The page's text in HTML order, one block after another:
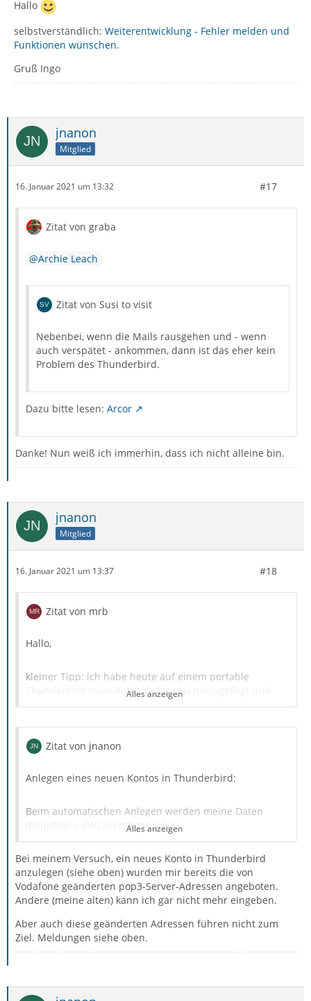
Hallo
selbstverständlich: Weiterentwicklung - Fehler melden und
Funktionen wünschen.
Gruß Ingo
jnanon
Mitglied
16. Januar 2021 um 13:32 #17
Zitat von graba
Archie Leach
Zitat von Susi to visit
Nebenbei, wenn die Mails rausgehen und - wenn
auch verspätet - ankommen, dann ist das eher kein
Problem des Thunderbird.
Dazu bitte lesen: Arcor
Danke! Nun weiß ich immerhin, dass ich nicht alleine bin.
jnanon
Mitglied
16. Januar 2021 um 13:37 #18
Zitat von mrb
Hallo,
kleiner Tipp: ich habe heute auf einem portable
Thunderbird mein Arcor.Konto neu hinzugefügt und
war überrascht, dass der Servername anders heißt,
SSL/TSL Port 993
Authentifizierungsmethode: Passwort normal
Entsprechend für POP
SSL/TLS Port 995
Deine Mailadresse/Benutzername bleiben natürlich die
mit @arcor.de
Alles anzeigen
Zitat von jnanon
Anlegen eines neuen Kontos in Thunderbird:
Beim automatischen Anlegen werden meine Daten
(Benutzer + PW) zuerst gefunden,
(Anzeige: “Einstellungen wurden bei Ihrem Anbieter des
E-Mail-Diensts gefunden”).
Nach dem Bestätigen mit Fertig, kommt die Anzeige:
“Anmeldung auf dem Server fehlgeschlagen. Evtl. Sind
Konfiguration, Benutzername oder Password nicht
Alles anzeigen
Bei meinem Versuch, ein neues Konto in Thunderbird
anzulegen (siehe oben) wurden mir bereits die von
Vodafone geänderten pop3-Server-Adressen angeboten.
Andere (meine alten) kann ich gar nicht mehr eingeben.
Aber auch diese geänderten Adressen führen nicht zum
Ziel. Meldungen siehe oben.